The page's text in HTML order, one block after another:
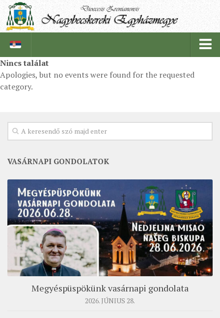
PÜSPÖKSÉG
EGYHÁZI INTÉZMÉNYEINK
SZERZETESRENDEK
IN MEMORIAM
PLÉBÁNIÁK
ÉSZAKI ESPERESSÉG
KÖZPONTI ESPERESSÉG
DÉLI ESPERESSÉG
ARCHÍVUM
ARCHÍV ÉLETKÉPEK
Nincs találat
Apologies, but no events were found for the requested
category.
VASÁRNAPI GONDOLATOK
Megyéspüspökünk vasárnapi gondolata
2026. JÚNIUS 28.